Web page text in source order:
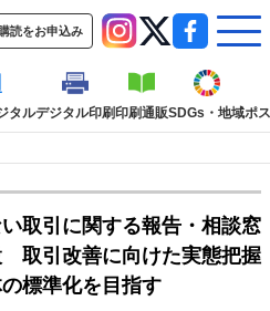
購読をお申込み
タルデジタル印刷印刷通販SDGs・地域ポ
動画コンテンツ
ン
取引に関する報告・相談窓
取引改善に向けた実態把握
標準化を目指す